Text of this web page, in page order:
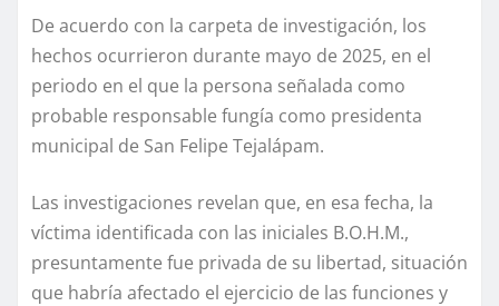
De acuerdo con la carpeta de investigación, los
hechos ocurrieron durante mayo de 2025, en el
periodo en el que la persona señalada como
probable responsable fungía como presidenta
municipal de San Felipe Tejalápam.
Las investigaciones revelan que, en esa fecha, la
víctima identificada con las iniciales B.O.H.M.,
presuntamente fue privada de su libertad, situación
que habría afectado el ejercicio de las funciones y